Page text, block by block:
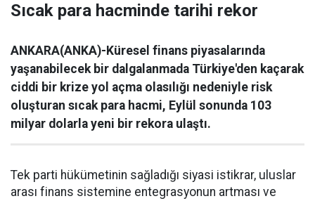
Sıcak para hacminde tarihi rekor
ANKARA(ANKA)-Küresel finans piyasalarında
yaşanabilecek bir dalgalanmada Türkiye'den kaçarak
ciddi bir krize yol açma olasılığı nedeniyle risk
oluşturan sıcak para hacmi, Eylül sonunda 103
milyar dolarla yeni bir rekora ulaştı.
Tek parti hükümetinin sağladığı siyasi istikrar, uluslar
arası finans sistemine entegrasyonun artması ve